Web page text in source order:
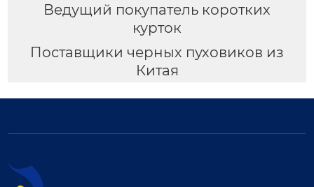
Ведущий покупатель коротких
курток
Поставщики черных пуховиков из
Китая